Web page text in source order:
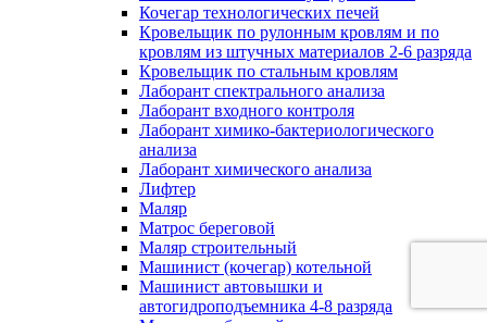
Кочегар технологических печей
Кровельщик по рулонным кровлям и по
кровлям из штучных материалов 2-6 разряда
Кровельщик по стальным кровлям
Лаборант спектрального анализа
Лаборант входного контроля
Лаборант химико-бактериологического
анализа
Лаборант химического анализа
Лифтер
Маляр
Матрос береговой
Маляр строительный
Машинист (кочегар) котельной
Машинист автовышки и
автогидроподъемника 4-8 разряда